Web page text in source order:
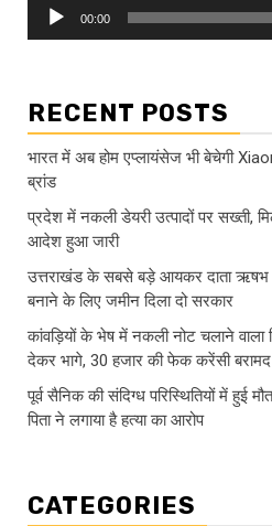
00:00
RECENT POSTS
भारत में अब होम एप्लायंसेज भी बेचेगी
ब्रांड
प्रदेश में नकली डेयरी उत्पादों पर सख्ती,
आदेश हुआ जारी
उत्तराखंड के सबसे बड़े आयकर दाता ऋषभ
बनाने के लिए जमीन दिला दो सरकार
कांवड़ियों के भेष में नकली नोट चलाने वाला
देकर भागे, 30 हजार की फेक करेंसी बरामद
पूर्व सैनिक की संदिग्ध परिस्थितियों में हुई
पिता ने लगाया है हत्या का आरोप
CATEGORIES